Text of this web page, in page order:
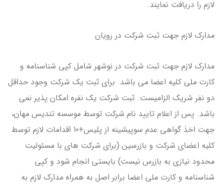
لازم را دریافت نمایند.
مدارک لازم جهت ثبت شرکت در رویان
مدارک لازم جهت ثبت شرکت در نوشهر شامل کپی شناسنامه و
کارت ملی کلیه اعضا می باشد. برای ثبت یک شرکت وجود حداقل
دو نفر شریک الزامیست. ثبت شرکت یک نفره امکان پذیر نمی
باشد. پس از اعلام تایید نام شرکت توسط موسسه تندیس مهان،
جهت اخذ گواهی عدم سوپیشینه از پلیس+10 اقدامات لازم توسط
کلیه اعضای شرکت و بازرسین (برای شرکت های با مسئولیت
محدود نیازی به بازرس نیست) بایستی انجام شود و کپی
شناسنامه و کارت ملی اعضا برابر اصل به همراه مدارک لازم به